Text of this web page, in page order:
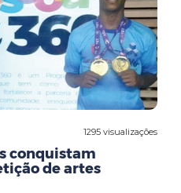
1295 visualizações
conquistam
de artes